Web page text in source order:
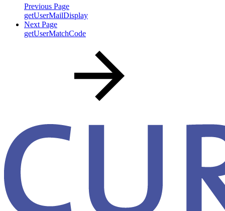
Previous Page
getUserMailDisplay
Next Page
getUserMatchCode